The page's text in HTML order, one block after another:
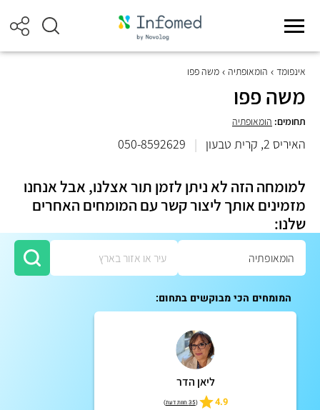
אינפומד הומאופתיה משה פפו
משה פפו
תחומים: הומאופתיה
האיריס 2, קרית טבעון |
050-8592629
למומחה הזה לא ניתן לזמן תור אצלנו, אבל אנחנו
מזמינים אותך ליצור קשר עם המומחים האחרים
שלנו:
המומחים הכי מבוקשים בתחום:
ליאן הדר
4.9
(35 חוות דעת )